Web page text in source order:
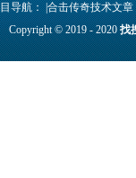
导航： |合击传奇技术文章
Copyright © 2019 - 2020找